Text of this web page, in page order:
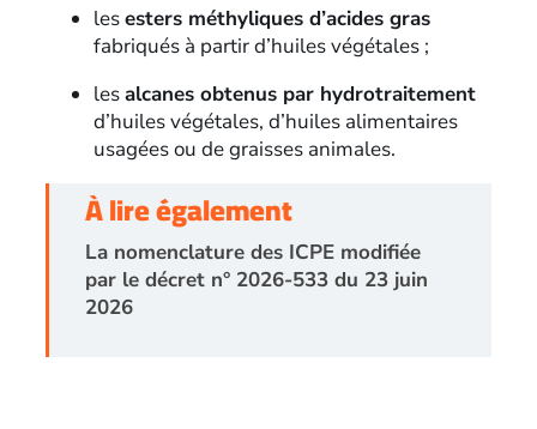
lesesters méthyliques d’acides gras
fabriqués à partir d’huiles végétales ;
lesalcanes obtenus par hydrotraitement
d’huiles végétales, d’huiles alimentaires
usagées ou de graisses animales.
À lire également
La nomenclature des ICPE modifiée
par le décret n° 2026-533 du 23 juin
2026